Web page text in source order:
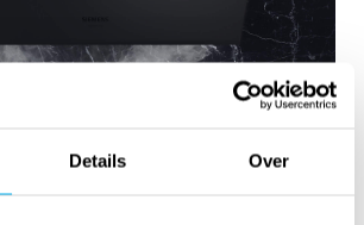
Details Over